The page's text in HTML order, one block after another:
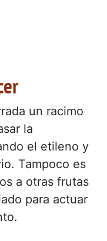
un racimo
la
el etileno y
Tampoco es
a otras frutas
para actuar